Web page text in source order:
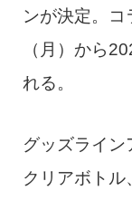
ンが決定。コ
（月）から
れる。
グッズライン
クリアボト